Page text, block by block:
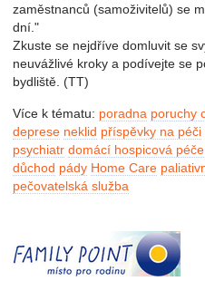
zaměstnanců (samoživitelů) se
dní."
Zkuste se nejdříve domluvit se
neuvážlivé kroky a podívejte se
bydliště. (TT)
Více k tématu: poradna poruchy
deprese neklid příspěvky na péči
psychiatr domácí hospicová péče
důchod pády Home Care
pečovatelská služba